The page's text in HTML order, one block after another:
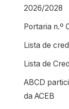
2026/2028
Portaria n.º
Lista de
Lista de
ABCD
da ACEB